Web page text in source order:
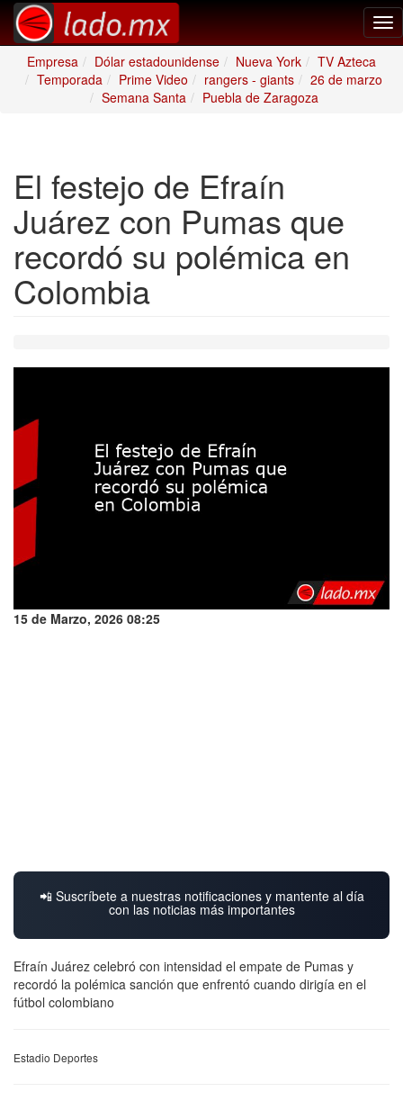
Empresa
Dólar estadounidense Nueva York
TV Azteca
Temporada
Prime Video rangers - giants
26 de marzo
Semana Santa
Puebla de Zaragoza
El festejo de Efraín
Juárez con Pumas que
recordó su polémica en
Colombia
15 de Marzo, 2026 08:25
📲 Suscríbete a nuestras notificaciones y mantente al día
con las noticias más importantes
Efraín Juárez celebró con intensidad el empate de Pumas y
recordó la polémica sanción que enfrentó cuando dirigía en el
fútbol colombiano
Estadio Deportes